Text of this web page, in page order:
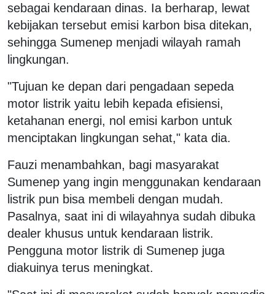
sebagai kendaraan dinas. Ia berharap, lewat
kebijakan tersebut emisi karbon bisa ditekan,
sehingga Sumenep menjadi wilayah ramah
lingkungan.
"Tujuan ke depan dari pengadaan sepeda
motor listrik yaitu lebih kepada efisiensi,
ketahanan energi, nol emisi karbon untuk
menciptakan lingkungan sehat," kata dia.
Fauzi menambahkan, bagi masyarakat
Sumenep yang ingin menggunakan kendaraan
listrik pun bisa membeli dengan mudah.
Pasalnya, saat ini di wilayahnya sudah dibuka
dealer khusus untuk kendaraan listrik.
Pengguna motor listrik di Sumenep juga
diakuinya terus meningkat.